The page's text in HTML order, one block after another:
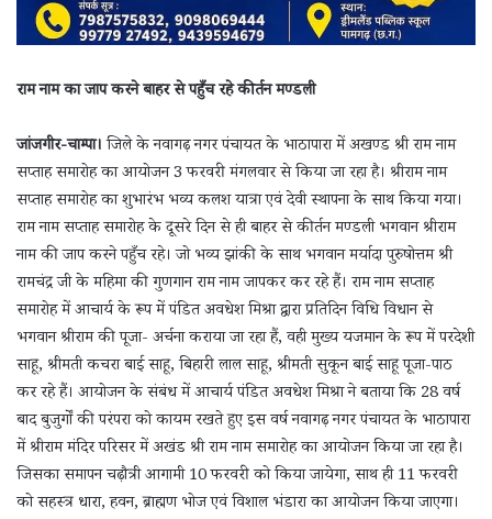
राम नाम का जाप करने बाहर से पहुँच रहे कीर्तन मण्डली
जांजगीर-चाम्पा।जिले के नवागढ़ नगर पंचायत के भाठापारा में अखण्ड श्री राम नाम
सप्ताह समारोह का आयोजन 3 फरवरी मंगलवार से किया जा रहा है। श्रीराम नाम
सप्ताह समारोह का शुभारंभ भव्य कलश यात्रा एवं देवी स्थापना के साथ किया गया।
राम नाम सप्ताह समारोह के दूसरे दिन से ही बाहर से कीर्तन मण्डली भगवान श्रीराम
नाम की जाप करने पहुँच रहे। जो भव्य झांकी के साथ भगवान मर्यादा पुरुषोत्तम श्री
रामचंद्र जी के महिमा की गुणगान राम नाम जापकर कर रहे हैं। राम नाम सप्ताह
समारोह में आचार्य के रूप में पंडित अवधेश मिश्रा द्वारा प्रतिदिन विधि विधान से
भगवान श्रीराम की पूजा- अर्चना कराया जा रहा हैं, वही मुख्य यजमान के रूप में परदेशी
साहू, श्रीमती कचरा बाई साहू, बिहारी लाल साहू, श्रीमती सुकून बाई साहू पूजा-पाठ
कर रहे हैं। आयोजन के संबंध में आचार्य पंडित अवधेश मिश्रा ने बताया कि 28 वर्ष
बाद बुजुर्गों की परंपरा को कायम रखते हुए इस वर्ष नवागढ़ नगर पंचायत के भाठापारा
में श्रीराम मंदिर परिसर में अखंड श्री राम नाम समारोह का आयोजन किया जा रहा है।
जिसका समापन चढ़ौत्री आगामी 10 फरवरी को किया जायेगा, साथ ही 11 फरवरी
को सहस्त्र धारा, हवन, ब्राह्मण भोज एवं विशाल भंडारा का आयोजन किया जाएगा।